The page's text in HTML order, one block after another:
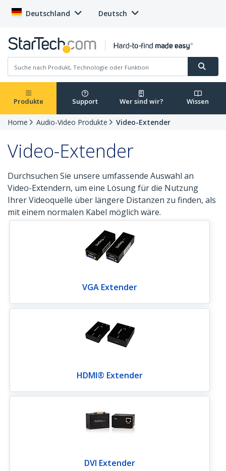
Deutschland Deutsch
Produkte Support Wer sind wir? Wissen
Home Audio-Video Produkte Video-Extender
Video-Extender
Durchsuchen Sie unsere umfassende Auswahl an
Video-Extendern, um eine Lösung für die Nutzung
Ihrer Videoquelle über längere Distanzen zu finden, als
mit einem normalen Kabel möglich wäre.
VGA Extender
HDMI® Extender
DVI Extender